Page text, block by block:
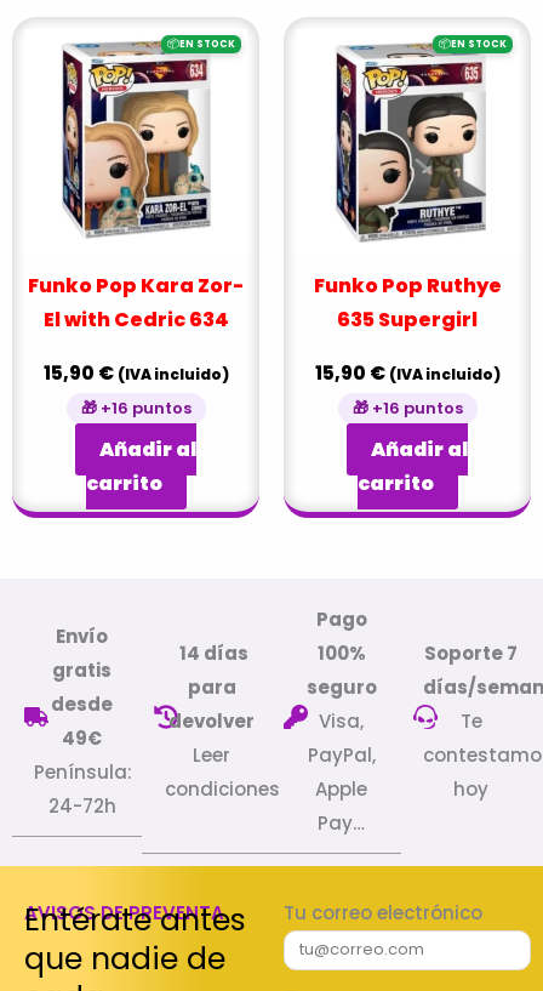
📦EN STOCK
Funko Pop Kara Zor-
El with Cedric 634
15,90 € (IVA incluido)
🎁 +16 puntos
Añadir al
carrito
📦EN STOCK
Funko Pop Ruthye
635 Supergirl
15,90 € (IVA incluido)
🎁 +16 puntos
Añadir al
carrito
Envío
gratis
desde
49€
Península:
24-72h
14 días
para
devolver
Leer
condiciones
Pago
100%
seguro
Visa,
PayPal,
Apple
Pay…
Soporte 7
días/
Te
hoy
AVISOS DE PREVENTA
Entérate antes
que nadie de
Tu correo electrónico